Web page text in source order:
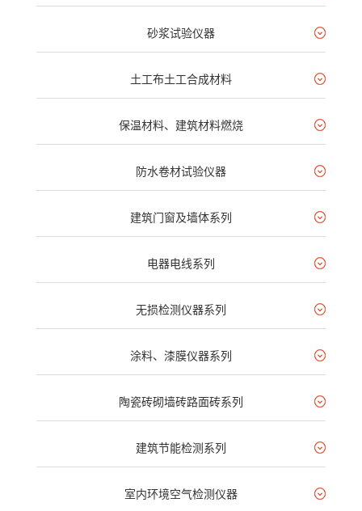
砂浆试验仪器
土工布土工合成材料
保温材料、建筑材料燃烧
防水卷材试验仪器
建筑门窗及墙体系列
电器电线系列
无损检测仪器系列
涂料、漆膜仪器系列
陶瓷砖砌墙砖路面砖系列
建筑节能检测系列
室内环境空气检测仪器